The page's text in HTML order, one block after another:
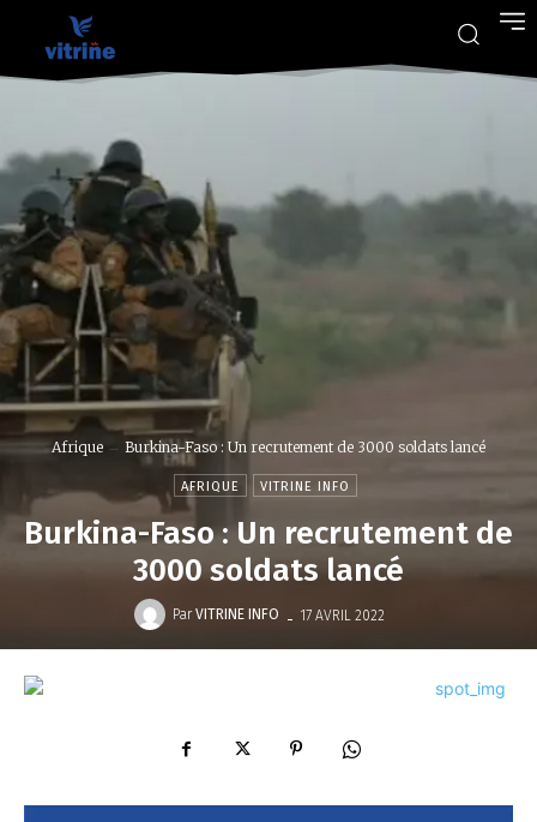
Afrique Burkina-Faso : Un recrutement de 3000 soldats lancé
AFRIQUE VITRINE INFO
Burkina-Faso : Un recrutement de
3000 soldats lancé
Par VITRINE INFO - 17 AVRIL 2022